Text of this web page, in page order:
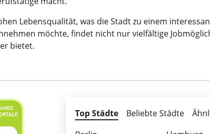
Lebensqualität, was die Stadt zu einem
möchte, findet nicht nur vielfältige
bietet.
Top Städte Beliebte Städte